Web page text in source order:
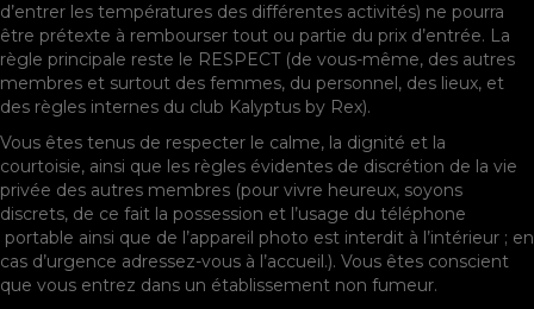
d’entrer les températures des différentes activités) ne pourra
être prétexte à rembourser tout ou partie du prix d’entrée. La
règle principale reste le RESPECT (de vous-même, des autres
membres et surtout des femmes, du personnel, des lieux, et
des règles internes du club Kalyptus by Rex).
Vous êtes tenus de respecter le calme, la dignité et la
courtoisie, ainsi que les règles évidentes de discrétion de la vie
privée des autres membres (pour vivre heureux, soyons
discrets, de ce fait la possession et l’usage du téléphone
portable ainsi que de l’appareil photo est interdit à l’intérieur ; en
cas d’urgence adressez-vous à l’accueil.). Vous êtes conscient
que vous entrez dans un établissement non fumeur.